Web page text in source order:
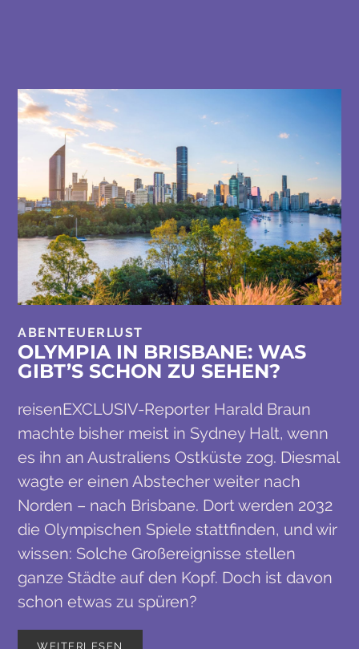
ABENTEUERLUST
OLYMPIA IN BRISBANE: WAS
GIBT’S SCHON ZU SEHEN?
reisenEXCLUSIV-Reporter Harald Braun
machte bisher meist in Sydney Halt, wenn
es ihn an Australiens Ostküste zog. Diesmal
wagte er einen Abstecher weiter nach
Norden – nach Brisbane. Dort werden 2032
die Olympischen Spiele stattfinden, und wir
wissen: Solche Großereignisse stellen
ganze Städte auf den Kopf. Doch ist davon
schon etwas zu spüren?
WEITERLESEN